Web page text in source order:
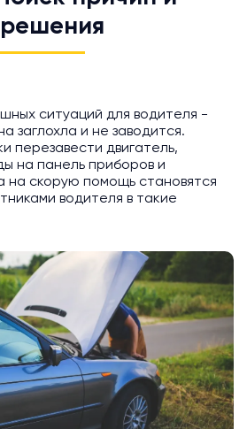
ситуаций для водителя -
заглохла и не заводится.
перезавести двигатель,
на панель приборов и
скорую помощь становятся
водителя в такие